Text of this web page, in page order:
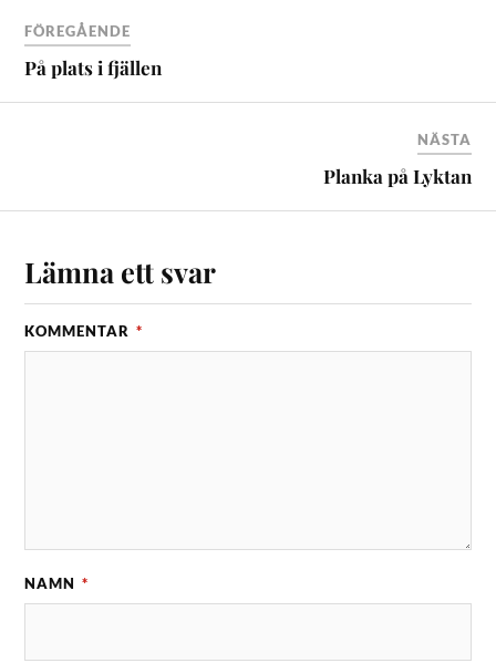
FÖREGÅENDE
På plats i fjällen
NÄSTA
Planka på Lyktan
Lämna ett svar
KOMMENTAR *
NAMN *